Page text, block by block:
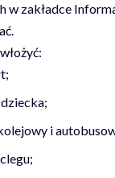
w zakładce
i